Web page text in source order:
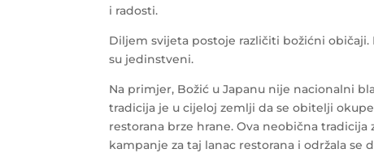
i radosti.
Diljem svijeta postoje različiti božićni
su jedinstveni.
Na primjer, Božić u Japanu nije nacionalni
tradicija je u cijeloj zemlji da se obitelji
restorana brze hrane. Ova neobična
kampanje za taj lanac restorana i održala se